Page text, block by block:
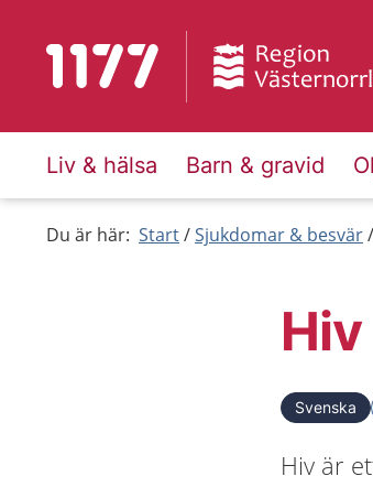
Till startsidan för 1177
Liv & hälsa Barn & gravid
Du är här: Start Sjukdomar & besvär
Hiv
Svenska
Hiv är